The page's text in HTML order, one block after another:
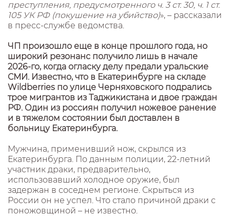
преступления, предусмотренного ч. 3 ст. 30, ч. 1 ст.
105 УК РФ (покушение на убийство)», – рассказали
в пресс-службе ведомства.
ЧП произошло еще в конце прошлого года, но
широкий резонанс получило лишь в начале
2026-го, когда огласку делу предали уральские
СМИ. Известно, что в Екатеринбурге на складе
Wildberries по улице Черняховского подрались
трое мигрантов из Таджикистана и двое граждан
РФ. Один из россиян получил ножевое ранение
и в тяжелом состоянии был доставлен в
больницу Екатеринбурга.
Мужчина, применивший нож, скрылся из
Екатеринбурга. По данным полиции, 22-летний
участник драки, предварительно,
использовавший холодное оружие, был
задержан в соседнем регионе. Скрыться из
России он не успел. Что стало причиной драки с
поножовщиной – не известно.